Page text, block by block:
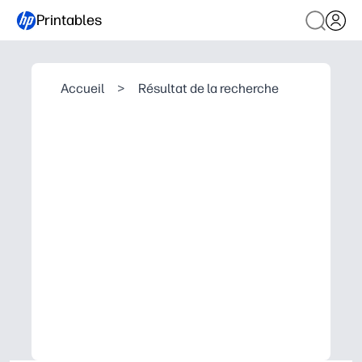
Printables
Accueil > Résultat de la recherche